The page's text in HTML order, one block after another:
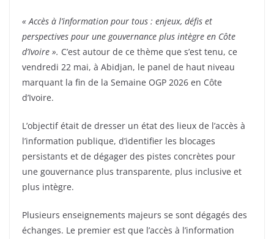
« Accès à l’information pour tous : enjeux, défis et
perspectives pour une gouvernance plus intègre en Côte
d’Ivoire ». C’est autour de ce thème que s’est tenu, ce
vendredi 22 mai, à Abidjan, le panel de haut niveau
marquant la fin de la Semaine OGP 2026 en Côte
d’Ivoire.
L’objectif était de dresser un état des lieux de l’accès à
l’information publique, d’identifier les blocages
persistants et de dégager des pistes concrètes pour
une gouvernance plus transparente, plus inclusive et
plus intègre.
Plusieurs enseignements majeurs se sont dégagés des
échanges. Le premier est que l’accès à l’information